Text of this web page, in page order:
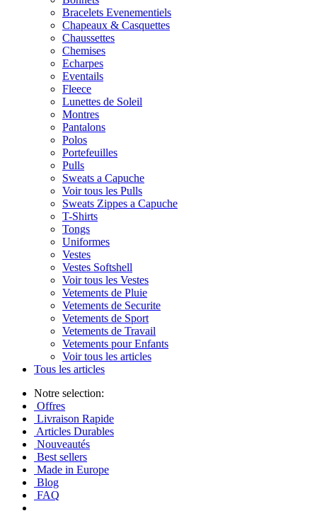
Bracelets Evenementiels
Chapeaux & Casquettes
Chaussettes
Chemises
Echarpes
Eventails
Fleece
Lunettes de Soleil
Montres
Pantalons
Polos
Portefeuilles
Pulls
Sweats a Capuche
Voir tous les Pulls
Sweats Zippes a Capuche
T-Shirts
Tongs
Uniformes
Vestes
Vestes Softshell
Voir tous les Vestes
Vetements de Pluie
Vetements de Securite
Vetements de Sport
Vetements de Travail
Vetements pour Enfants
Voir tous les articles
Tous les articles
Notre selection:
Offres
Livraison Rapide
Articles Durables
Nouveautés
Best sellers
Made in Europe
Blog
FAQ